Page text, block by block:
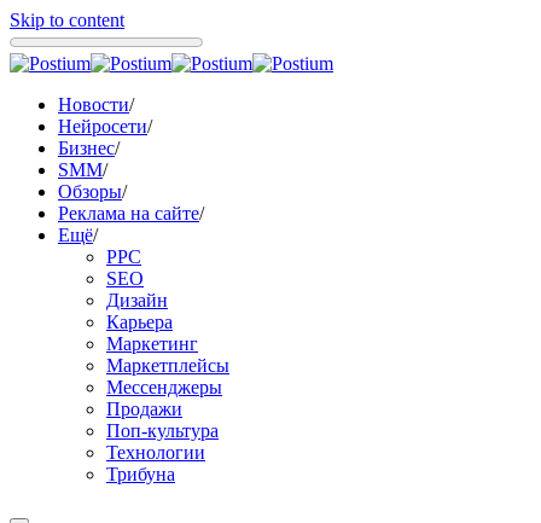
Skip to content
Новости/
Нейросети/
Бизнес/
SMM/
Обзоры/
Реклама на сайте/
Ещё/
PPC
SEO
Дизайн
Карьера
Маркетинг
Маркетплейсы
Мессенджеры
Продажи
Поп-культура
Технологии
Трибуна